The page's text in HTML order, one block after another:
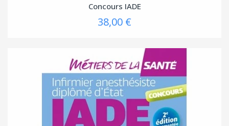
Concours IADE
38,00 €